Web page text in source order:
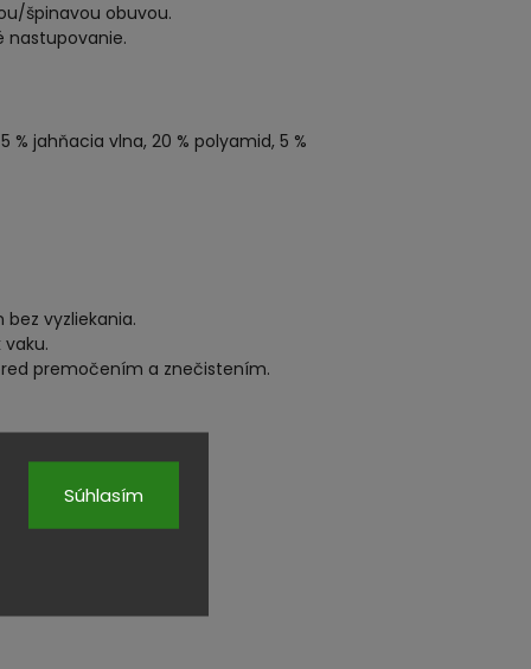
Súhlasím
špinavou obuvou.
nastupovanie.
jahňacia vlna, 20 % polyamid, 5 %
vyzliekania.
premočením a znečistením.